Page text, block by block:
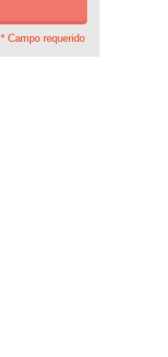
* Campo requerido